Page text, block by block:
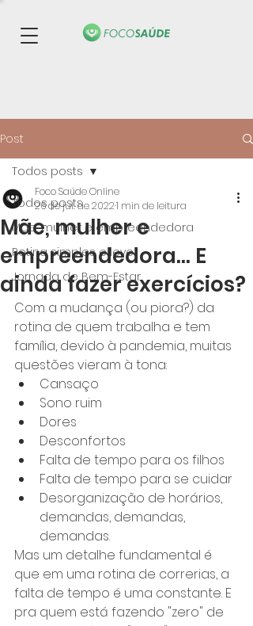
Post
Todos posts
Mãe, mulher e empreendedora
Rotina simples e leve
Jornada de Bem-Estar
Todos posts
Mãe, mulher e
empreendedora... E
ainda fazer exercícios?
Foco Saúde Online
26 de jul. de 20221 min de leitura
Com a mudança (ou piora?) da
rotina de quem trabalha e tem
família, devido à pandemia, muitas
questões vieram à tona:
Cansaço
Sono ruim
Dores
Desconfortos
Falta de tempo para os filhos
Falta de tempo para se cuidar
Desorganização de horários,
demandas, demandas,
demandas.
Mas um detalhe fundamental é
que em uma rotina de correrias, a
falta de tempo é uma constante. E
pra quem está fazendo "zero" de